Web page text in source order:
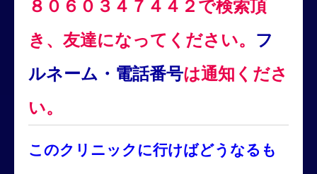
８０６０３４７４４２で検索頂
き、友達になってください。 フ
ルネーム・電話番号は通知くださ
い。
このクリニックに行けばどうなるも